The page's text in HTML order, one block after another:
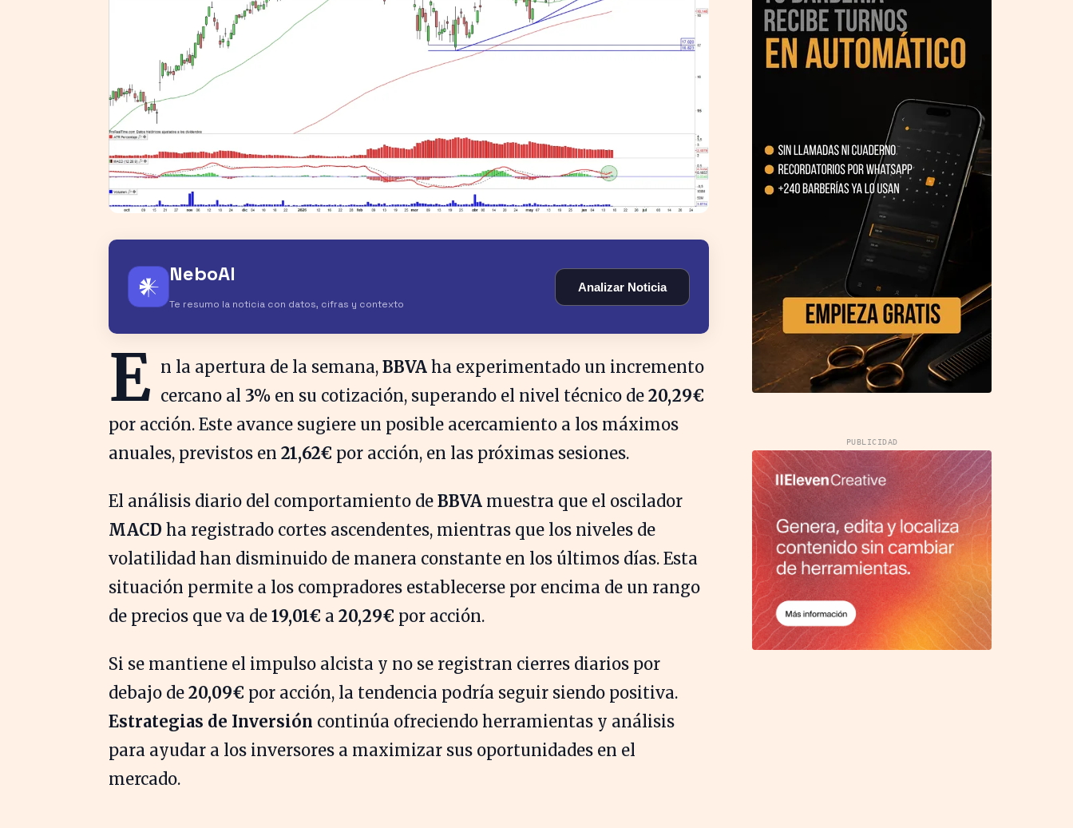
𒀭 NeboAI
Te resumo la noticia con datos, cifras y contexto
Analizar Noticia
E n la apertura de la semana, BBVA ha experimentado un incremento
cercano al 3% en su cotización, superando el nivel técnico de 20,29€
por acción. Este avance sugiere un posible acercamiento a los máximos
anuales, previstos en 21,62€ por acción, en las próximas sesiones.
El análisis diario del comportamiento de BBVA muestra que el oscilador
MACD ha registrado cortes ascendentes, mientras que los niveles de
volatilidad han disminuido de manera constante en los últimos días. Esta
situación permite a los compradores establecerse por encima de un rango
de precios que va de 19,01€ a 20,29€ por acción.
Si se mantiene el impulso alcista y no se registran cierres diarios por
debajo de 20,09€ por acción, la tendencia podría seguir siendo positiva.
Estrategias de Inversión continúa ofreciendo herramientas y análisis
para ayudar a los inversores a maximizar sus oportunidades en el
mercado.
PUBLICIDAD